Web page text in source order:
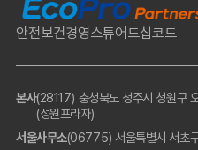
안전보건경영스튜어드십코드
본사(28117) 충청북도 청주시 청원구
(성원프라자)
서울사무소(06775) 서울특별시 서초